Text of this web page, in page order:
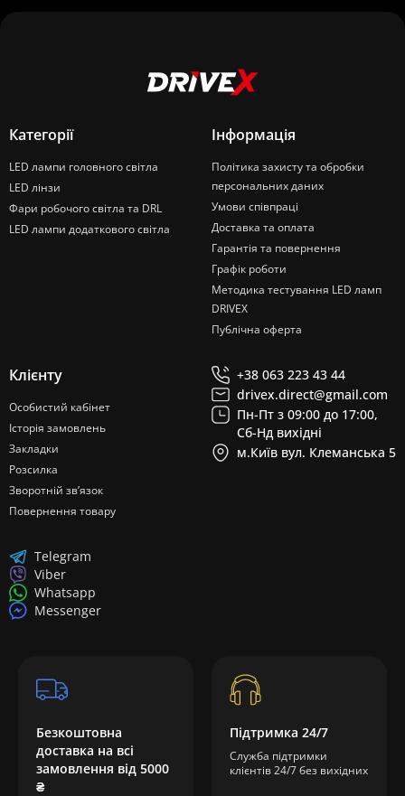
Категорії
LED лампи головного світла
LED лінзи
Фари робочого світла та DRL
LED лампи додаткового світла
Інформація
Політика захисту та обробки
персональних даних
Умови співпраці
Доставка та оплата
Гарантія та повернення
Графік роботи
Методика тестування LED ламп
DRIVEX
Публічна оферта
Клієнту
Особистий кабінет
Історія замовлень
Закладки
Розсилка
Зворотній зв’язок
Повернення товару
+38 063 223 43 44
drivex.direct@gmail.com
Пн-Пт з 09:00 до 17:00,
Сб-Нд вихідні
м.Київ вул. Клеманська 5
Telegram
Viber
Whatsapp
Messenger
Безкоштовна
доставка на всі
замовлення від 5000
₴
Підтримка 24/7
Служба підтримки
клієнтів 24/7 без вихідних